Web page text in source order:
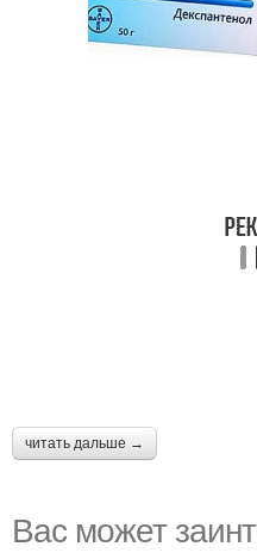
читать дальше →
Вас может